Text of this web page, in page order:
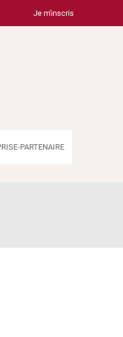
Je m'inscris
PARTENAIRE